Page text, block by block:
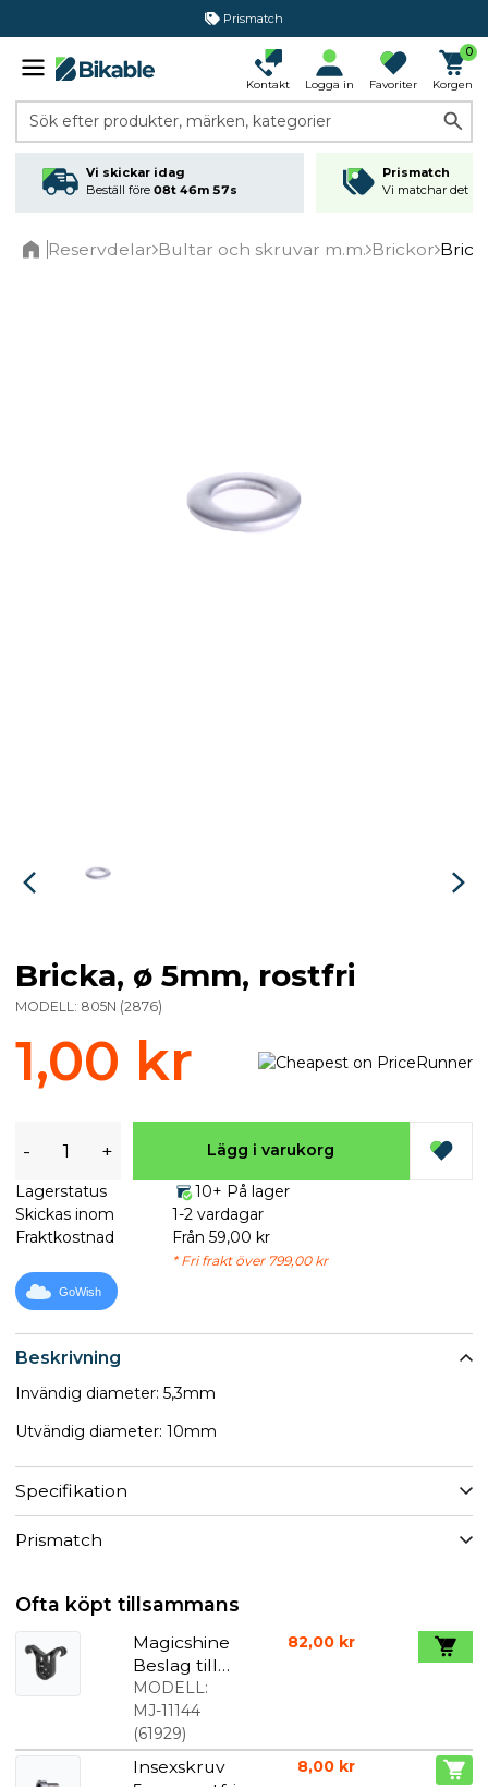
Prismatch
Kontakt Logga in Favoriter
0
Korgen
Sök efter produkter, märken, kategorier
Vi skickar idag
Beställ före 08t 46m 57s
Prismatch
Vi matchar det
Reservdelar Bultar och skruvar m.m. Brickor
Beskrivning
Invändig diameter: 5,3mm
Utvändig diameter: 10mm
Specifikation
Prismatch
Bricka, ø 5mm, rostfri
MODELL: 805N (2876)
1,00 kr
- + Lägg i varukorg
Lagerstatus
10+ På lager
Skickas inom
1-2 vardagar
Fraktkostnad
Från 59,00 kr
* Fri frakt över 799,00 kr
GoWish
Ofta köpt tillsammans
Magicshine
Beslag till
Seemee
Baklampor
till sadel
MODELL:
MJ-11144
(61929)
82,00 kr
Insexskruv
8,00 kr